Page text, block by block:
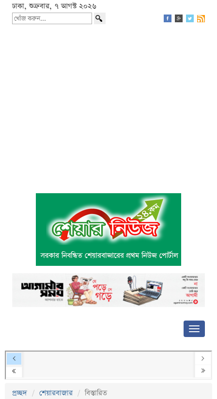
ঢাকা, শুক্রবার, ৭ আগস্ট ২০২৬
প্রচ্ছদ শেয়ারবাজার বিস্তারিত